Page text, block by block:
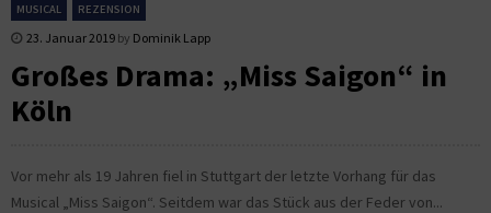
MUSICAL REZENSION
23. Januar 2019 by Dominik Lapp
Großes Drama: „Miss Saigon“ in
Köln
Vor mehr als 19 Jahren fiel in Stuttgart der letzte Vorhang für das
Musical „Miss Saigon“. Seitdem war das Stück aus der Feder von...